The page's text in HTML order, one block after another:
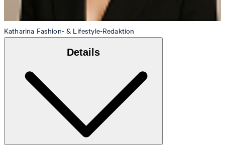
Katharina Fashion- & Lifestyle-Redaktion
Details